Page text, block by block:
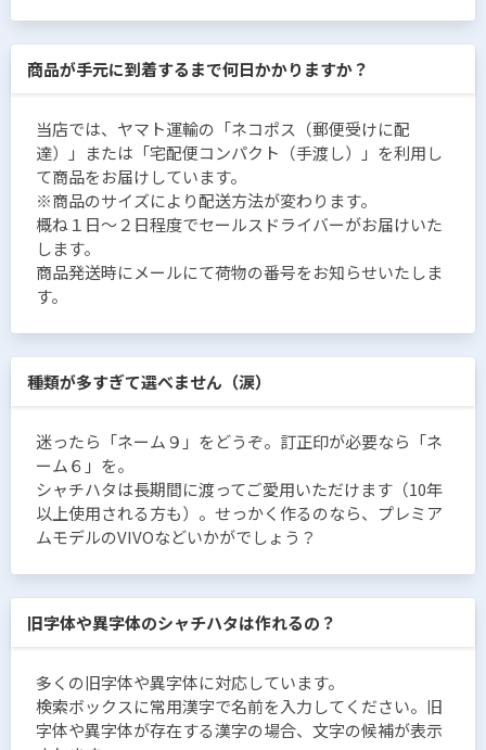
商品が手元に到着するまで何日かかりますか？
当店では、ヤマト運輸の「ネコポス（郵便受けに配
達）」または「宅配便コンパクト（手渡し）」を利用し
て商品をお届けしています。
※商品のサイズにより配送方法が変わります。
概ね１日〜２日程度でセールスドライバーがお届けいた
します。
商品発送時にメールにて荷物の番号をお知らせいたしま
す。
種類が多すぎて選べません（涙）
迷ったら「ネーム９」をどうぞ。訂正印が必要なら「ネ
ーム６」を。
シャチハタは長期間に渡ってご愛用いただけます（10年
以上使用される方も）。せっかく作るのなら、プレミア
ムモデルのVIVOなどいかがでしょう？
旧字体や異字体のシャチハタは作れるの？
多くの旧字体や異字体に対応しています。
検索ボックスに常用漢字で名前を入力してください。旧
字体や異字体が存在する漢字の場合、文字の候補が表示